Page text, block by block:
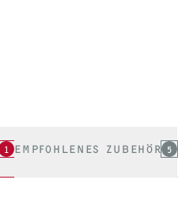
1 EMPFOHLENES ZUBEHÖR 5